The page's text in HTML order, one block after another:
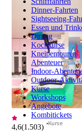
Dinner-Fahrten
Sightseeing-
Essen und
Dining
Kochkurse
Kneipentouren
Abenteuer
Indoor-
Outdoor-
Kurse
Workshops
Angebote
Kombitickets
4,6(1.503) Kurse